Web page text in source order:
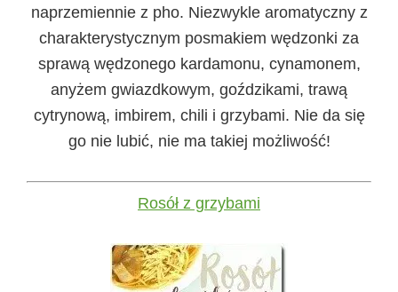
naprzemiennie z pho. Niezwykle aromatyczny z
charakterystycznym posmakiem wędzonki za
sprawą wędzonego kardamonu, cynamonem,
anyżem gwiazdkowym, goździkami, trawą
cytrynową, imbirem, chili i grzybami. Nie da się
go nie lubić, nie ma takiej możliwość!
Rosół z grzybami